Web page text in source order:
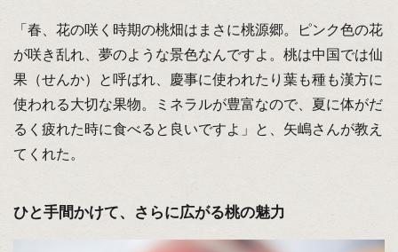
「春、花の咲く時期の桃畑はまさに桃源郷。ピンク色の花
が咲き乱れ、夢のような景色なんですよ。桃は中国では仙
果（せんか）と呼ばれ、慶事に使われたり葉も種も漢方に
使われる大切な果物。ミネラルが豊富なので、夏に体がだ
るく疲れた時に食べると良いですよ」と、矢嶋さんが教え
てくれた。
ひと手間かけて、さらに広がる桃の魅力